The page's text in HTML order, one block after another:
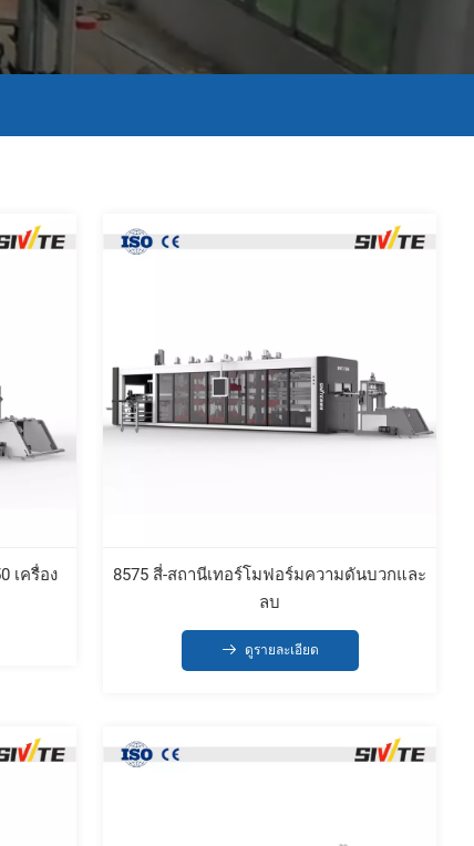
เครื่อง
8575 สี่-สถานีเทอร์โมฟอร์มความดันบวกและ
ลบ
ดูรายละเอียด